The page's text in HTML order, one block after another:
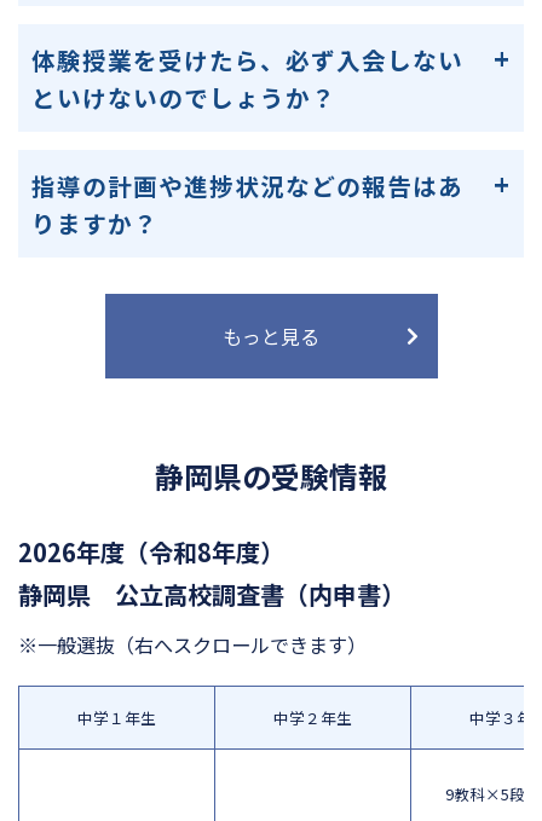
体験授業を受けたら、必ず入会しない
といけないのでしょうか？
指導の計画や進捗状況などの報告はあ
りますか？
もっと見る
静岡県の受験情報
2026年度（令和8年度）
静岡県 公立高校調査書（内申書）
※一般選抜 （右へスクロールできます）
中学１年生 中学２年生 中学３年
9教科×5段